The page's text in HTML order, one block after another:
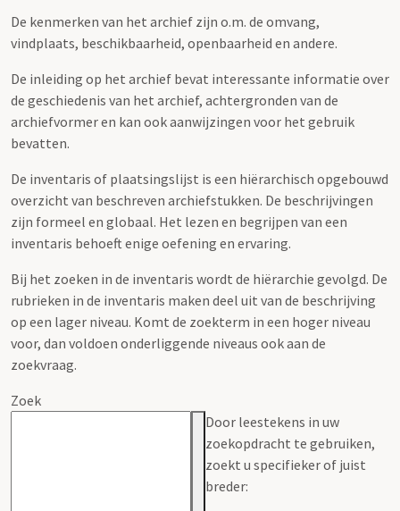
De kenmerken van het archief zijn o.m. de omvang,
vindplaats, beschikbaarheid, openbaarheid en andere.
De inleiding op het archief bevat interessante informatie over
de geschiedenis van het archief, achtergronden van de
archiefvormer en kan ook aanwijzingen voor het gebruik
bevatten.
De inventaris of plaatsingslijst is een hiërarchisch opgebouwd
overzicht van beschreven archiefstukken. De beschrijvingen
zijn formeel en globaal. Het lezen en begrijpen van een
inventaris behoeft enige oefening en ervaring.
Bij het zoeken in de inventaris wordt de hiërarchie gevolgd. De
rubrieken in de inventaris maken deel uit van de beschrijving
op een lager niveau. Komt de zoekterm in een hoger niveau
voor, dan voldoen onderliggende niveaus ook aan de
zoekvraag.
Zoek
Door leestekens in uw
zoekopdracht te gebruiken,
zoekt u specifieker of juist
breder: